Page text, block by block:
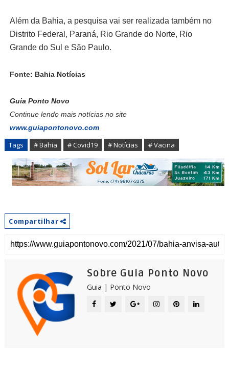
Além da Bahia, a pesquisa vai ser realizada também no
Distrito Federal, Paraná, Rio Grande do Norte, Rio
Grande do Sul e São Paulo.
Fonte: Bahia Notícias
Guia Ponto Novo
Continue lendo mais notícias no site
www.guiapontonovo.com
Tags # Bahia # Covid19 # Notícias # Vacina
Compartilhar
Sobre Guia Ponto Novo
Guia | Ponto Novo